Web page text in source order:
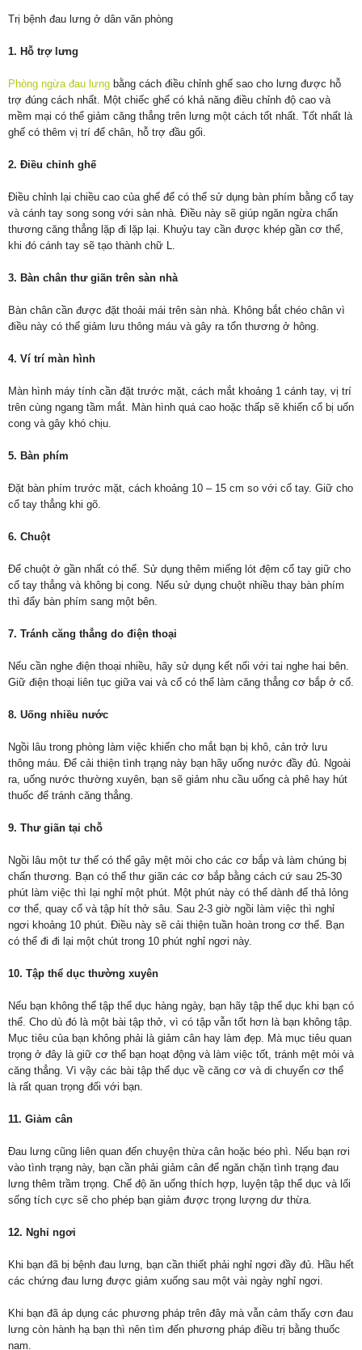
Trị bệnh đau lưng ở dân văn phòng
1. Hỗ trợ lưng
Phòng ngừa đau lưng bằng cách điều chỉnh ghế sao cho lưng được hỗ
trợ đúng cách nhất. Một chiếc ghế có khả năng điều chỉnh độ cao và
mềm mại có thể giảm căng thẳng trên lưng một cách tốt nhất. Tốt nhất là
ghế có thêm vị trí để chân, hỗ trợ đầu gối.
2. Điều chỉnh ghế
Điều chỉnh lại chiều cao của ghế để có thể sử dụng bàn phím bằng cổ tay
và cánh tay song song với sàn nhà. Điều này sẽ giúp ngăn ngừa chấn
thương căng thẳng lặp đi lặp lại. Khuỷu tay cần được khép gần cơ thể,
khi đó cánh tay sẽ tạo thành chữ L.
3. Bàn chân thư giãn trên sàn nhà
Bàn chân cần được đặt thoải mái trên sàn nhà. Không bắt chéo chân vì
điều này có thể giảm lưu thông máu và gây ra tổn thương ở hông.
4. Ví trí màn hình
Màn hình máy tính cần đặt trước mặt, cách mắt khoảng 1 cánh tay, vị trí
trên cùng ngang tầm mắt. Màn hình quá cao hoặc thấp sẽ khiến cổ bị uốn
cong và gây khó chịu.
5. Bàn phím
Đặt bàn phím trước mặt, cách khoảng 10 – 15 cm so với cổ tay. Giữ cho
cổ tay thẳng khi gõ.
6. Chuột
Để chuột ở gần nhất có thể. Sử dụng thêm miếng lót đệm cổ tay giữ cho
cổ tay thẳng và không bị cong. Nếu sử dụng chuột nhiều thay bàn phím
thì đẩy bàn phím sang một bên.
7. Tránh căng thẳng do điện thoại
Nếu cần nghe điện thoại nhiều, hãy sử dụng kết nối với tai nghe hai bên.
Giữ điện thoại liên tục giữa vai và cổ có thể làm căng thẳng cơ bắp ở cổ.
8. Uống nhiều nước
Ngồi lâu trong phòng làm việc khiến cho mắt bạn bị khô, cản trở lưu
thông máu. Để cải thiện tình trạng này bạn hãy uống nước đầy đủ. Ngoài
ra, uống nước thường xuyên, bạn sẽ giảm nhu cầu uống cà phê hay hút
thuốc để tránh căng thẳng.
9. Thư giãn tại chỗ
Ngồi lâu một tư thế có thể gây mệt mỏi cho các cơ bắp và làm chúng bị
chấn thương. Bạn có thể thư giãn các cơ bắp bằng cách cứ sau 25-30
phút làm việc thì lại nghỉ một phút. Một phút này có thể dành để thả lỏng
cơ thể, quay cổ và tập hít thở sâu. Sau 2-3 giờ ngồi làm việc thì nghỉ
ngơi khoảng 10 phút. Điều này sẽ cải thiện tuần hoàn trong cơ thể. Bạn
có thể đi đi lại một chút trong 10 phút nghỉ ngơi này.
10. Tập thể dục thường xuyên
Nếu bạn không thể tập thể dục hàng ngày, bạn hãy tập thể dục khi bạn có
thể. Cho dù đó là một bài tập thở, vì có tập vẫn tốt hơn là bạn không tập.
Mục tiêu của bạn không phải là giảm cân hay làm đẹp. Mà mục tiêu quan
trọng ở đây là giữ cơ thể bạn hoạt động và làm việc tốt, tránh mệt mỏi và
căng thẳng. Vì vậy các bài tập thể dục về căng cơ và di chuyển cơ thể
là rất quan trọng đối với bạn.
11. Giảm cân
Đau lưng cũng liên quan đến chuyện thừa cân hoặc béo phì. Nếu bạn rơi
vào tình trạng này, bạn cần phải giảm cân để ngăn chặn tình trạng đau
lưng thêm trầm trọng. Chế độ ăn uống thích hợp, luyện tập thể dục và lối
sống tích cực sẽ cho phép bạn giảm được trọng lượng dư thừa.
12. Nghỉ ngơi
Khi bạn đã bị bệnh đau lưng, bạn cần thiết phải nghỉ ngơi đầy đủ. Hầu hết
các chứng đau lưng được giảm xuống sau một vài ngày nghỉ ngơi.
Khi bạn đã áp dụng các phương pháp trên đây mà vẫn cảm thấy cơn đau
lưng còn hành hạ bạn thì nên tìm đến phương pháp điều trị bằng thuốc
nam.